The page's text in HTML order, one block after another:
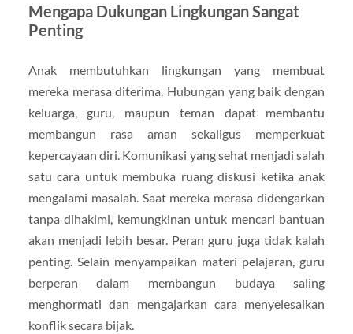
Mengapa Dukungan Lingkungan Sangat
Penting
Anak membutuhkan lingkungan yang membuat
mereka merasa diterima. Hubungan yang baik dengan
keluarga, guru, maupun teman dapat membantu
membangun rasa aman sekaligus memperkuat
kepercayaan diri. Komunikasi yang sehat menjadi salah
satu cara untuk membuka ruang diskusi ketika anak
mengalami masalah. Saat mereka merasa didengarkan
tanpa dihakimi, kemungkinan untuk mencari bantuan
akan menjadi lebih besar. Peran guru juga tidak kalah
penting. Selain menyampaikan materi pelajaran, guru
berperan dalam membangun budaya saling
menghormati dan mengajarkan cara menyelesaikan
konflik secara bijak.